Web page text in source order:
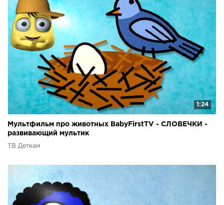
1:24
Мультфильм про животных BabyFirstTV - СЛОВЕЧКИ -
развивающий мультик
ТВ Деткам